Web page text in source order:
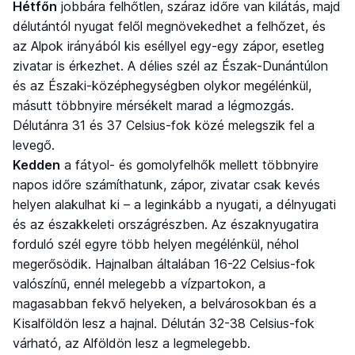
Hétfőn jobbára felhőtlen, száraz időre van kilátás, majd
délutántól nyugat felől megnövekedhet a felhőzet, és
az Alpok irányából kis eséllyel egy-egy zápor, esetleg
zivatar is érkezhet. A délies szél az Észak-Dunántúlon
és az Északi-középhegységben olykor megélénkül,
másutt többnyire mérsékelt marad a légmozgás.
Délutánra 31 és 37 Celsius-fok közé melegszik fel a
levegő.
Kedden a fátyol- és gomolyfelhők mellett többnyire
napos időre számíthatunk, zápor, zivatar csak kevés
helyen alakulhat ki – a leginkább a nyugati, a délnyugati
és az északkeleti országrészben. Az északnyugatira
forduló szél egyre több helyen megélénkül, néhol
megerősödik. Hajnalban általában 16-22 Celsius-fok
valószínű, ennél melegebb a vízpartokon, a
magasabban fekvő helyeken, a belvárosokban és a
Kisalföldön lesz a hajnal. Délután 32-38 Celsius-fok
várható, az Alföldön lesz a legmelegebb.